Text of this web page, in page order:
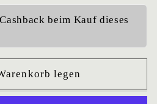
beim Kauf dieses
legen